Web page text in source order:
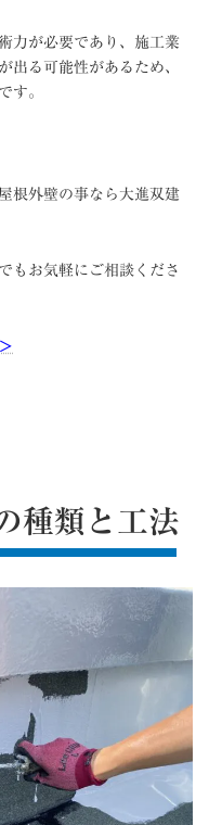
力が必要であり、施工業
出る可能性があるため、
す。
根外壁の事なら大進双建
もお気軽にご相談くださ
種類と工法